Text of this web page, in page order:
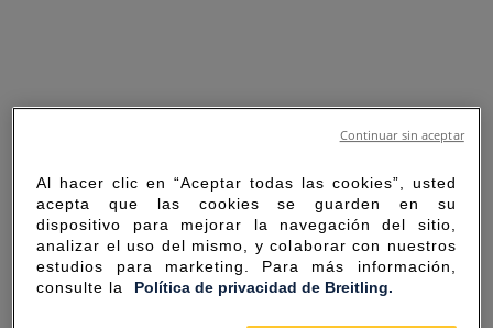
Al hacer clic en “Aceptar todas las cookies”, usted
acepta que las cookies se guarden en su
dispositivo para mejorar la navegación del sitio,
analizar el uso del mismo, y colaborar con nuestros
estudios para marketing. Para más información,
consulte la Política de privacidad de Breitling.
Continuar sin aceptar